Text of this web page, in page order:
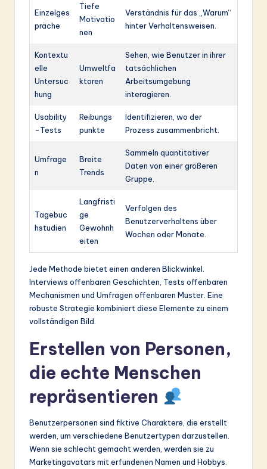
Einzelges
präche
Tiefe
Motivatio
nen
Verständnis für das „Warum“
hinter Verhaltensweisen.
Kontextu
elle
Untersuc
hung
Umweltfa
ktoren
Sehen, wie Benutzer in ihrer
tatsächlichen
Arbeitsumgebung
interagieren.
Usability
-Tests
Reibungs
punkte
Identifizieren, wo der
Prozess zusammenbricht.
Umfrage
n
Breite
Trends
Sammeln quantitativer
Daten von einer größeren
Gruppe.
Tagebuc
hstudien
Langfristi
ge
Gewohnh
eiten
Verfolgen des
Benutzerverhaltens über
Wochen oder Monate.
Jede Methode bietet einen anderen Blickwinkel.
Interviews offenbaren Geschichten, Tests offenbaren
Mechanismen und Umfragen offenbaren Muster. Eine
robuste Strategie kombiniert diese Elemente zu einem
vollständigen Bild.
Erstellen von Personen,
die echte Menschen
repräsentieren
Benutzerpersonen sind fiktive Charaktere, die erstellt
werden, um verschiedene Benutzertypen darzustellen.
Wenn sie schlecht gemacht werden, werden sie zu
Marketingavatars mit erfundenen Namen und Hobbys.